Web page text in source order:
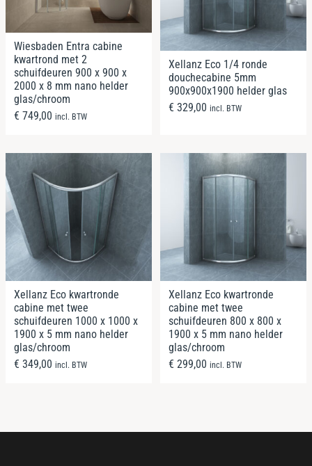
Wiesbaden Entra cabine
kwartrond met 2
schuifdeuren 900 x 900 x
2000 x 8 mm nano helder
glas/chroom
€ 749,00 incl. BTW
Xellanz Eco 1/4 ronde
douchecabine 5mm
900x900x1900 helder glas
€ 329,00 incl. BTW
Xellanz Eco kwartronde
cabine met twee
schuifdeuren 1000 x 1000 x
1900 x 5 mm nano helder
glas/chroom
€ 349,00 incl. BTW
Xellanz Eco kwartronde
cabine met twee
schuifdeuren 800 x 800 x
1900 x 5 mm nano helder
glas/chroom
€ 299,00 incl. BTW